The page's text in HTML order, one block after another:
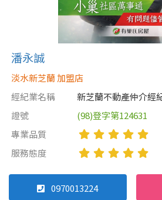
20-30 年
40 年以上
售價
潘永誠
淡水新芝蘭 加盟店
經紀業名稱
新芝蘭不動產仲介經
證號
(98)登字第124631
專業品質
服務態度
0970013224